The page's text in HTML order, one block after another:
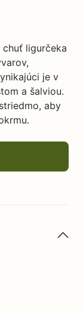
ligurčeka
je v
a šalviou.
aby